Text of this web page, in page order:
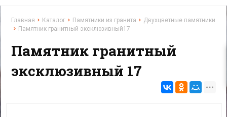
Главная Каталог Памятники из гранита
Двухцветные памятники
Памятник гранитный эксклюзивный17
Памятник гранитный
эксклюзивный 17